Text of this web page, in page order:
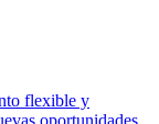
flexible y